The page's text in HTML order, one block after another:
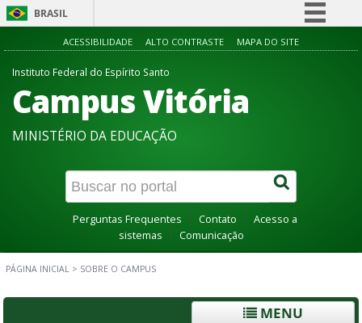
BRASIL
Simplifique!
Acesso à informação
Canais
ACESSIBILIDADE ALTO CONTRASTE MAPA DO SITE
Instituto Federal do Espírito Santo
Campus Vitória
MINISTÉRIO DA EDUCAÇÃO
Perguntas Frequentes Contato
Acesso a
sistemas
Comunicação
PÁGINA INICIAL > SOBRE O CAMPUS
MENU